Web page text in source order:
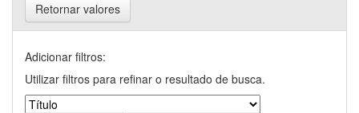
Retornar valores
Adicionar filtros:
Utilizar filtros para refinar o resultado de busca.